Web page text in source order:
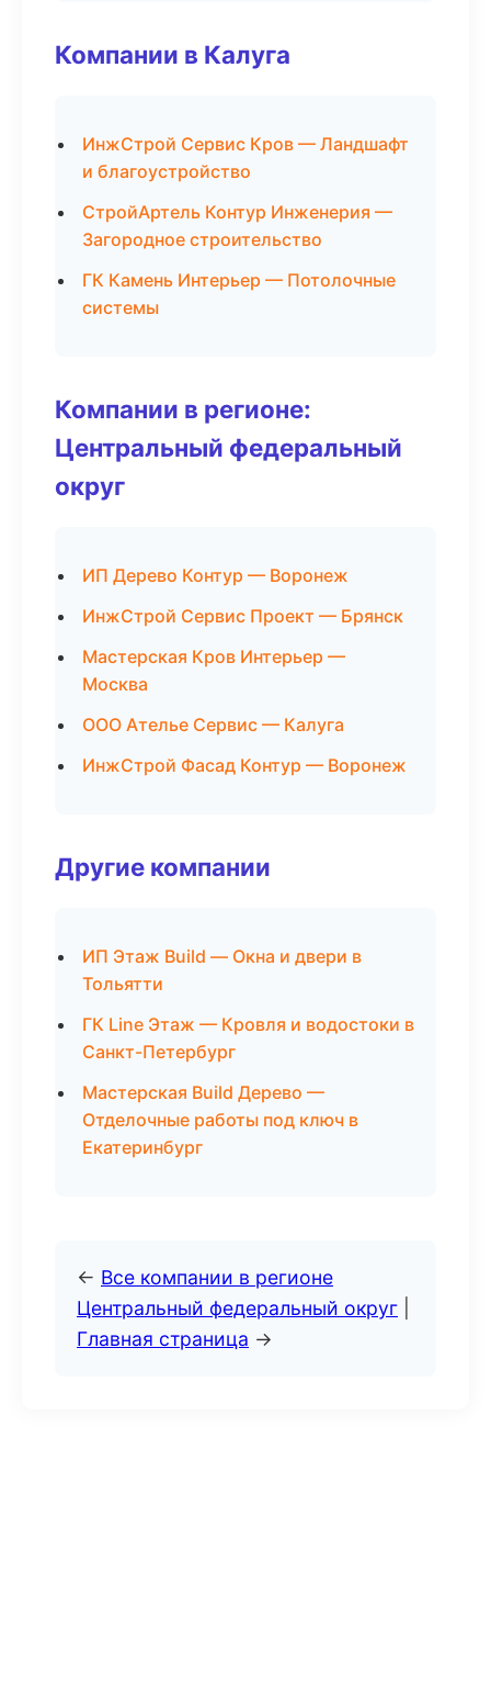
Компании в Калуга
ИнжСтрой Сервис Кров — Ландшафт
и благоустройство
СтройАртель Контур Инженерия —
Загородное строительство
ГК Камень Интерьер — Потолочные
системы
Компании в регионе:
Центральный федеральный
округ
ИП Дерево Контур — Воронеж
ИнжСтрой Сервис Проект — Брянск
Мастерская Кров Интерьер —
Москва
ООО Ателье Сервис — Калуга
ИнжСтрой Фасад Контур — Воронеж
Другие компании
ИП Этаж Build — Окна и двери в
Тольятти
ГК Line Этаж — Кровля и водостоки в
Санкт-Петербург
Мастерская Build Дерево —
Отделочные работы под ключ в
Екатеринбург
← Все компании в регионе
Центральный федеральный округ
Главная страница →